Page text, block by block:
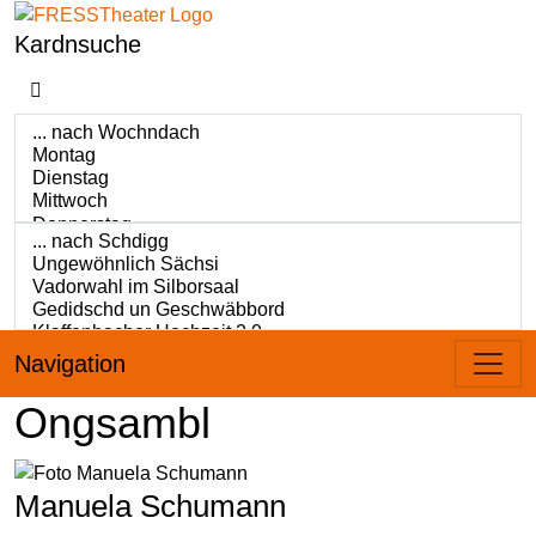
Kardnsuche
Navigation
Ongsambl
Manuela Schumann